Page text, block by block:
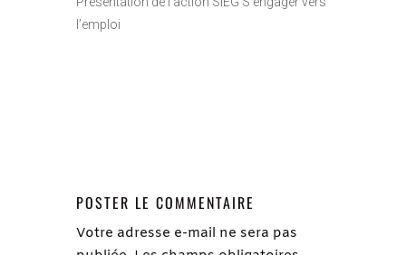
l’emploi
POSTER LE COMMENTAIRE
Votre adresse e-mail ne sera pas